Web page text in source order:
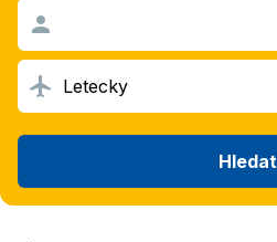
Letecky
Hledat